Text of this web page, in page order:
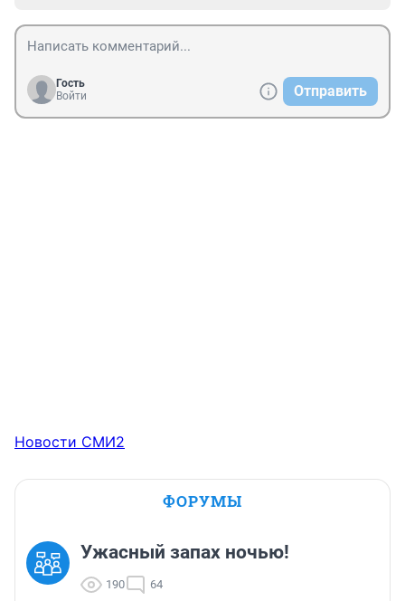
Гость
Войти
Отправить
Новости СМИ2
ФОРУМЫ
Ужасный запах ночью!
190 64